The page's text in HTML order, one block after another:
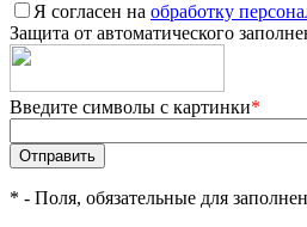
Я согласен на обработку
Защита от автоматического
Введите символы с картинки*
* - Поля, обязательные для